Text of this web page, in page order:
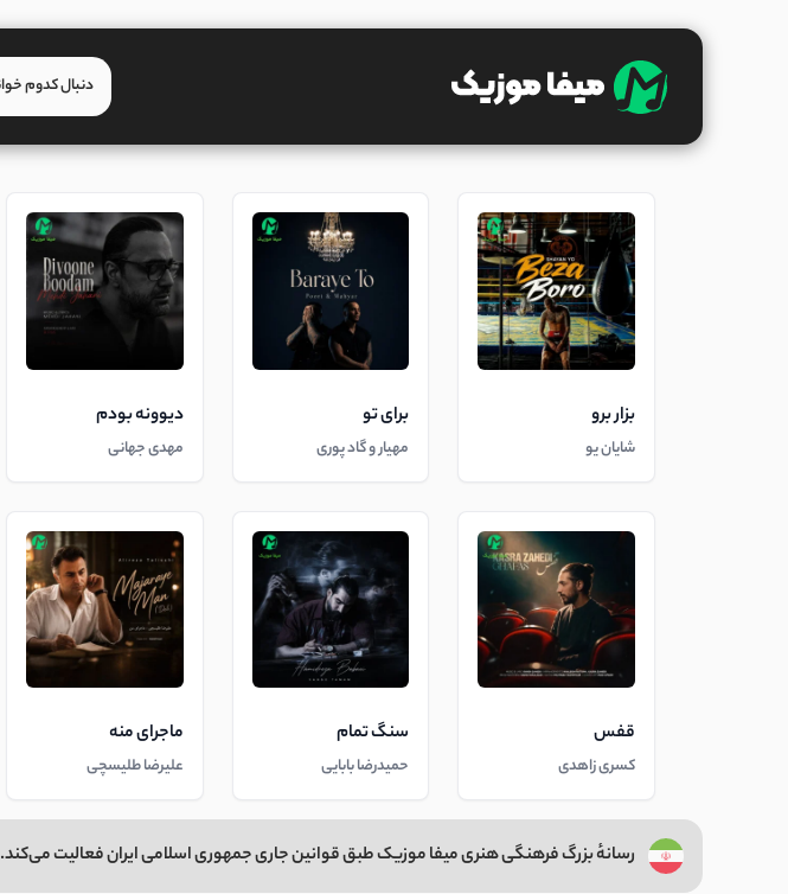
بزار برو
شایان یو
برای تو
مهیار و گاد پوری
دیوونه بودم
مهدی جهانی
قفس
کسری زاهدی
سنگ تمام
حمیدرضا بابایی
ماجرای منه
علیرضا طلیسچی
رسانهٔ بزرگ فرهنگی هنری میفا موزیک طبق قوانین جاری جمهوری اسلامی ایران فعالیت می‌کند.